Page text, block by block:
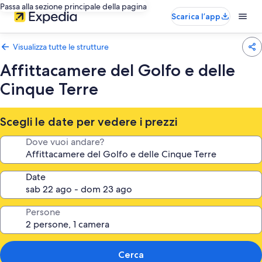
Passa alla sezione principale della pagina
Scarica l’app
Visualizza tutte le strutture
Affittacamere del Golfo e delle
Cinque Terre
Scegli le date per vedere i prezzi
Dove vuoi andare?
Date
Persone
Cerca